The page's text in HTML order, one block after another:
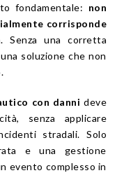
fondamentale: non
corrisponde
. Senza una corretta
soluzione che non
con danni deve
senza applicare
stradali. Solo
e una gestione
evento complesso in